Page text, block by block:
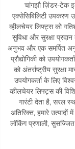
चांगझौ ज़िंडर-टेक
एक्सेसिबिलिटी उपकरण
व्हीलचेयर लिफ्ट्स को
सुविधा और सुरक्षा
अनुभव और एक समर्पित
प्रौद्योगिकी को
को अंतर्राष्ट्रीय
उपयोगकर्ता के लिए
व्हीलचेयर लिफ्ट्स की
गारंटी देता है, सरल
अतिरिक्त, हमारे
लॉकिंग प्रणाली,